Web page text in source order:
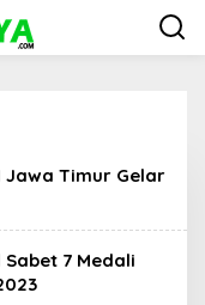
Jawa Timur Gelar
7 Medali